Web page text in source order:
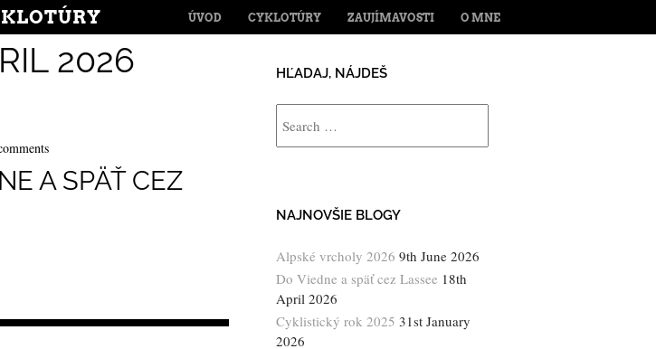
MENU
SKIP TO CONTENT
ÚVOD CYKLOTÚRY ZAUJÍMAVOSTI O MNE
2026
A SPÄŤ CEZ
HĽADAJ, NÁJDEŠ
NAJNOVŠIE BLOGY
Alpské vrcholy 2026 9th June 2026
Do Viedne a späť cez Lassee 18th
April 2026
Cyklistický rok 2025 31st January
2026